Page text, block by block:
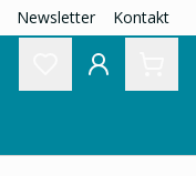
Newsletter Kontakt